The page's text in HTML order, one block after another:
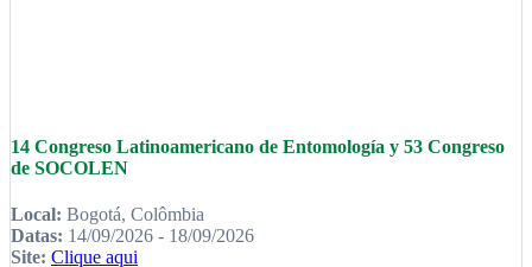
14 Congreso Latinoamericano de Entomología y 53 Congreso
de SOCOLEN
Local: Bogotá, Colômbia
Datas: 14/09/2026 - 18/09/2026
Site: Clique aqui